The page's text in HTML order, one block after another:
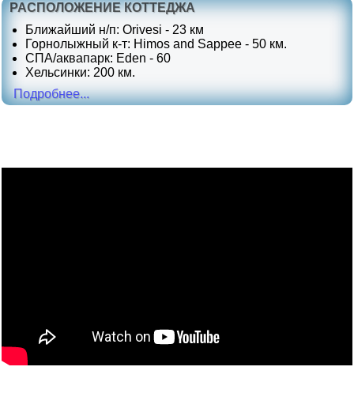
РАСПОЛОЖЕНИЕ КОТТЕДЖА
Ближайший н/п: Orivesi - 23 км
Горнолыжный к-т: Himos and Sappee - 50 км.
СПА/аквапарк: Eden - 60
Хельсинки: 200 км.
Подробнее...